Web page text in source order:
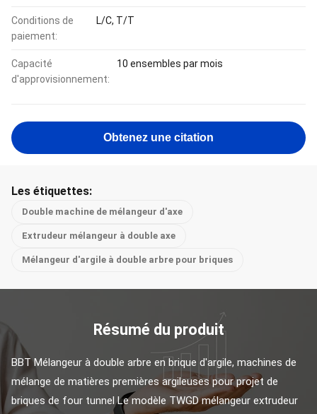
Conditions de
paiement:
L/C, T/T
Capacité
d'approvisionnement:
10 ensembles par mois
Obtenez une citation
Les étiquettes:
Double machine de mélangeur d'axe
Extrudeur mélangeur à double axe
Mélangeur d'argile à double arbre pour briques
Résumé du produit
BBT Mélangeur à double arbre en brique d'argile, machines de
mélange de matières premières argileuses pour projet de
briques de four tunnel Le modèle TWGD mélangeur extrudeur